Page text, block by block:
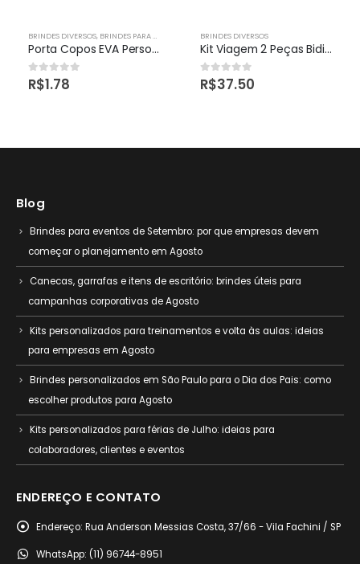
BRINDES DIVERSOS, BRINDES PARA COZINHA UTENSÍLIOS DE COZINHA
Porta Copos EVA Personalizados
0out of 5
R$1.78
BRINDES DIVERSOS
Kit Viagem 2 Peças Bidins Personalizado
0out of 5
R$37.50
Blog
Brindes para eventos de Setembro: por que empresas devem
começar o planejamento em Agosto
Canecas, garrafas e itens de escritório: brindes úteis para
campanhas corporativas de Agosto
Kits personalizados para treinamentos e volta às aulas: ideias
para empresas em Agosto
Brindes personalizados em São Paulo para o Dia dos Pais: como
escolher produtos para Agosto
Kits personalizados para férias de Julho: ideias para
colaboradores, clientes e eventos
ENDEREÇO E CONTATO
Endereço: Rua Anderson Messias Costa, 37/66 - Vila Fachini / SP
WhatsApp: (11) 96744-8951